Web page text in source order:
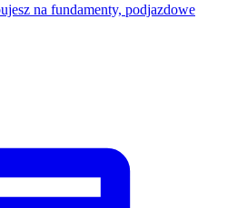
na fundamenty, podjazdowe